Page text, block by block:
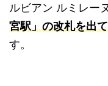
ルビアン ルミレー
宮駅」の改札を出
す。